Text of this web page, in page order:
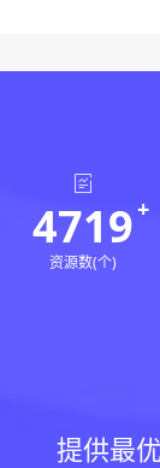
4719
资源数(个)
提供最